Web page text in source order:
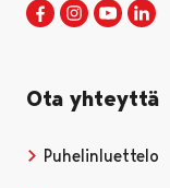
Porin
Avautuu
Porin
Avautuu
Porin
Ota yhteyttä
Puhelinluettelo